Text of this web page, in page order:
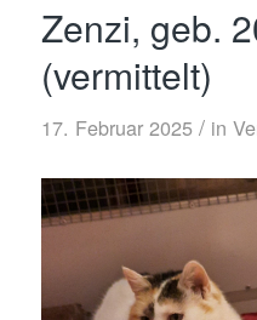
Zenzi, geb.
(vermittelt)
17. Februar 2025 / in